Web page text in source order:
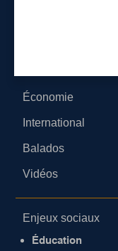
Économie
International
Balados
Vidéos
Enjeux sociaux
Éducation